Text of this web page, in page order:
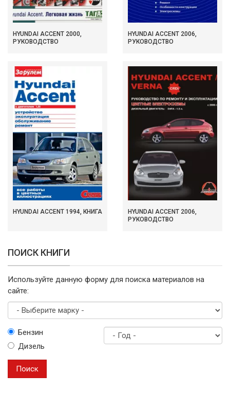
HYUNDAI ACCENT 2000,
РУКОВОДСТВО
HYUNDAI ACCENT 2006,
РУКОВОДСТВО
HYUNDAI ACCENT 1994, КНИГА
HYUNDAI ACCENT 2006,
РУКОВОДСТВО
ПОИСК КНИГИ
Используйте данную форму для поиска материалов на
сайте:
маркуБензин
Дизель
Поиск